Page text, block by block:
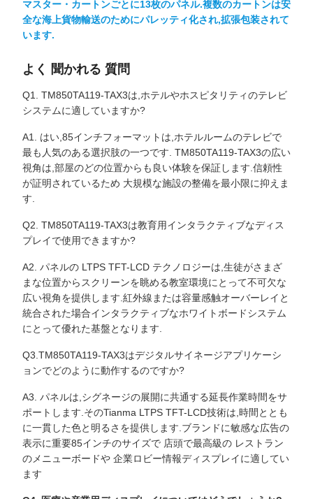
マスター・カートンごとに13枚のパネル.複数のカートンは安
全な海上貨物輸送のためにパレッティ化され,拡張包装されて
います.
よく 聞かれる 質問
Q1. TM850TA119-TAX3は,ホテルやホスピタリティのテレビ
システムに適していますか?
A1. はい,85インチフォーマットは,ホテルルームのテレビで
最も人気のある選択肢の一つです. TM850TA119-TAX3の広い
視角は,部屋のどの位置からも良い体験を保証します.信頼性
が証明されているため 大規模な施設の整備を最小限に抑えま
す.
Q2. TM850TA119-TAX3は教育用インタラクティブなディス
プレイで使用できますか?
A2. パネルの LTPS TFT-LCD テクノロジーは,生徒がさまざ
まな位置からスクリーンを眺める教室環境にとって不可欠な
広い視角を提供します.紅外線または容量感触オーバーレイと
統合された場合インタラクティブなホワイトボードシステム
にとって優れた基盤となります.
Q3.TM850TA119-TAX3はデジタルサイネージアプリケーシ
ョンでどのように動作するのですか?
A3. パネルは,シグネージの展開に共通する延長作業時間をサ
ポートします.そのTianma LTPS TFT-LCD技術は,時間ととも
に一貫した色と明るさを提供します.ブランドに敏感な広告の
表示に重要85インチのサイズで 店頭で最高級の レストラン
のメニューボードや 企業ロビー情報ディスプレイに適してい
ます